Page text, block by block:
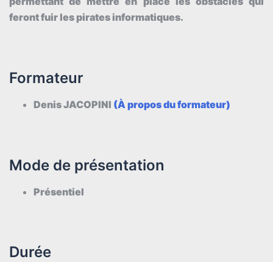
feront fuir les pirates informatiques.
Formateur
Denis JACOPINI (À proposdu formateur)
Mode de présentation
Présentiel
Durée